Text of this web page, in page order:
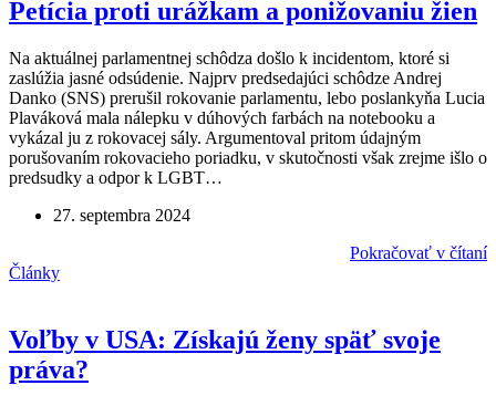
Petícia proti urážkam a ponižovaniu žien
Na aktuálnej parlamentnej schôdza došlo k incidentom, ktoré si
zaslúžia jasné odsúdenie. Najprv predsedajúci schôdze Andrej
Danko (SNS) prerušil rokovanie parlamentu, lebo poslankyňa Lucia
Plaváková mala nálepku v dúhových farbách na notebooku a
vykázal ju z rokovacej sály. Argumentoval pritom údajným
porušovaním rokovacieho poriadku, v skutočnosti však zrejme išlo o
predsudky a odpor k LGBT…
27. septembra 2024
Pokračovať v čítaní
Články
Voľby v USA: Získajú ženy späť svoje
práva?